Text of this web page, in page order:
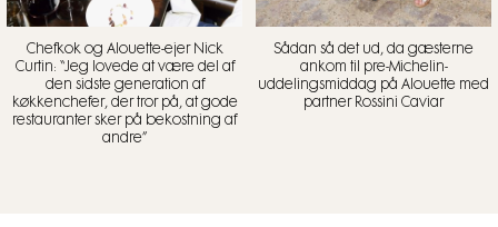
Chefkok og Alouette-ejer Nick
Curtin: “Jeg lovede at være del af
den sidste generation af
køkkenchefer, der tror på, at gode
restauranter sker på bekostning af
andre”
Sådan så det ud, da gæsterne
ankom til pre-Michelin-
uddelingsmiddag på Alouette med
partner Rossini Caviar